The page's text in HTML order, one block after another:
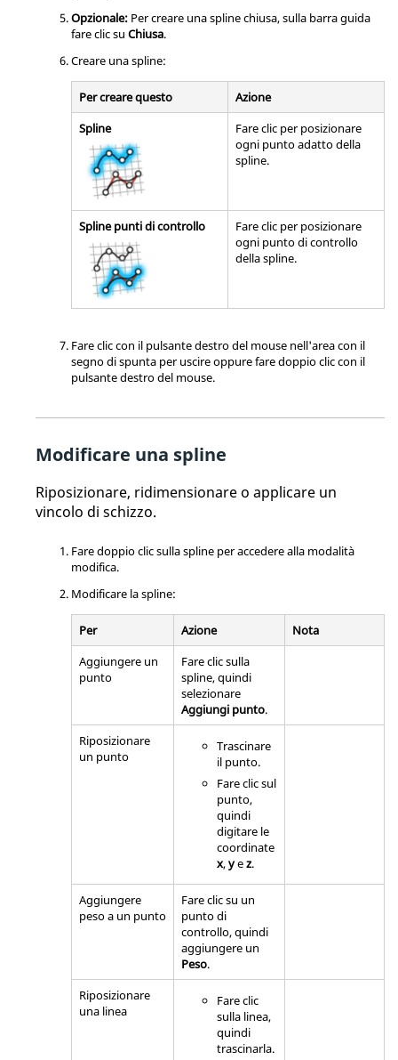
Opzionale: Per creare una spline chiusa, sulla barra guida
fare clic su Chiusa.
Creare una spline:
Per creare questo
Azione
Spline
Fare clic per posizionare
ogni punto adatto della
spline.
Spline punti di controllo
Fare clic per posizionare
ogni punto di controllo
della spline.
Fare clic con il pulsante destro del mouse nell'area con il
segno di spunta per uscire oppure fare doppio clic con il
pulsante destro del mouse.
Modificare una spline
Riposizionare, ridimensionare o applicare un
vincolo di schizzo.
Fare doppio clic sulla spline per accedere alla modalità
modifica.
Modificare la spline:
Per Azione
Nota
Aggiungere un
punto
Fare clic sulla
spline, quindi
selezionare
Aggiungi punto.
Riposizionare
un punto
Trascinare
il punto.
Fare clic sul
punto,
quindi
digitare le
coordinate
x,yez.
Aggiungere
peso a un punto
Fare clic su un
punto di
controllo, quindi
aggiungere un
Peso.
Riposizionare
una linea
Fare clic
sulla linea,
quindi
trascinarla.